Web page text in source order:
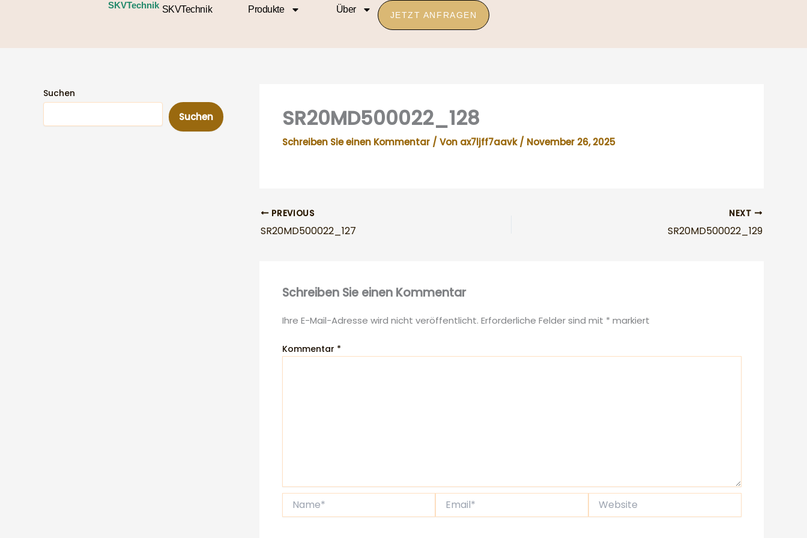
SKVTechnik SKVTechnik Produkte Über
JETZT ANFRAGEN
Suchen
Suchen SR20MD500022_128
Schreiben Sie einen Kommentar / Von ax7ljff7aavk/ November 26, 2025
PREVIOUS
SR20MD500022_127
NEXT
SR20MD500022_129
Schreiben Sie einen Kommentar
Ihre E-Mail-Adresse wird nicht veröffentlicht. Erforderliche Felder sind mit * markiert
Kommentar *
Website